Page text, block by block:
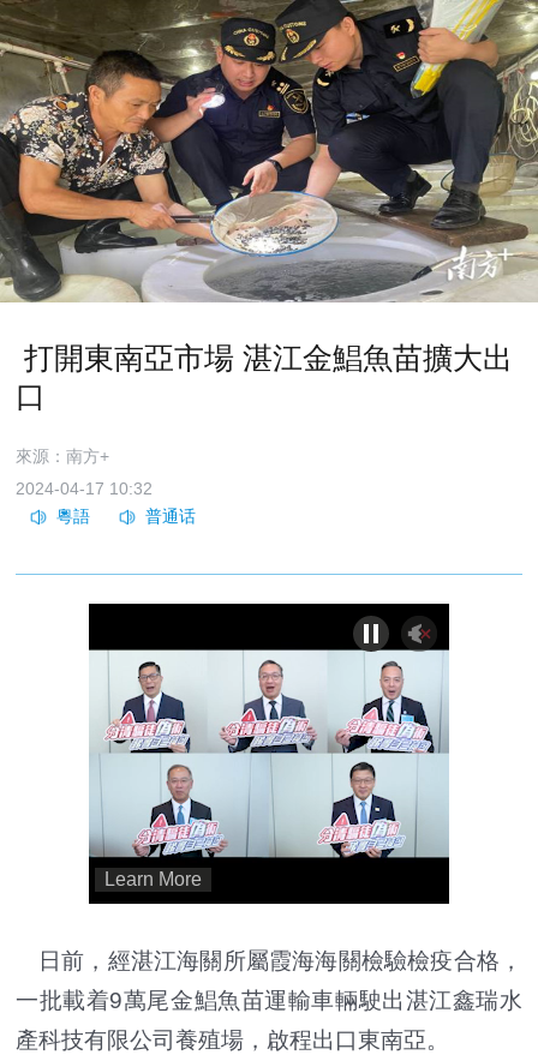
​ 打開東南亞市場 湛江金鯧魚苗擴大出
口
來源：南方+
2024-04-17 10:32
日前，經湛江海關所屬霞海海關檢驗檢疫合格，
一批載着9萬尾金鯧魚苗運輸車輛駛出湛江鑫瑞水
產科技有限公司養殖場，啟程出口東南亞。